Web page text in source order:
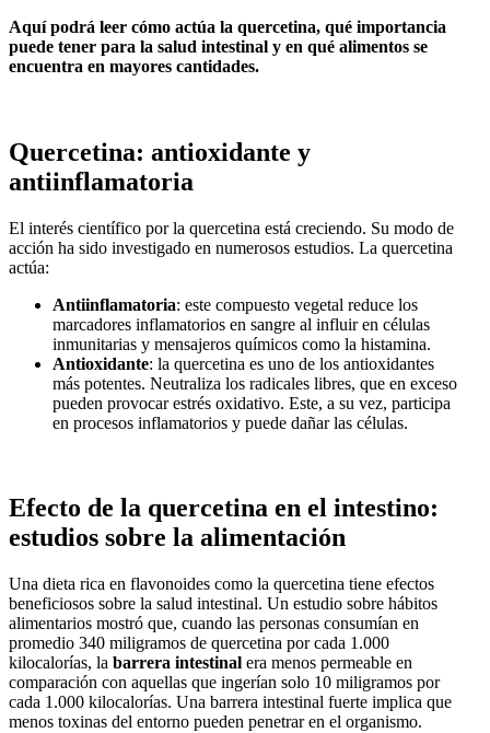
Aquí podrá leer cómo actúa la quercetina, qué importancia
puede tener para la salud intestinal y en qué alimentos se
encuentra en mayores cantidades.
Quercetina: antioxidante y
antiinflamatoria
El interés científico por la quercetina está creciendo. Su modo de
acción ha sido investigado en numerosos estudios. La quercetina
actúa:
Antiinflamatoria: este compuesto vegetal reduce los
marcadores inflamatorios en sangre al influir en células
inmunitarias y mensajeros químicos como la histamina.
Antioxidante: la quercetina es uno de los antioxidantes
más potentes. Neutraliza los radicales libres, que en exceso
pueden provocar estrés oxidativo. Este, a su vez, participa
en procesos inflamatorios y puede dañar las células.
Efecto de la quercetina en el intestino:
estudios sobre la alimentación
Una dieta rica en flavonoides como la quercetina tiene efectos
beneficiosos sobre la salud intestinal. Un estudio sobre hábitos
alimentarios mostró que, cuando las personas consumían en
promedio 340 miligramos de quercetina por cada 1.000
kilocalorías, la barrera intestinal era menos permeable en
comparación con aquellas que ingerían solo 10 miligramos por
cada 1.000 kilocalorías. Una barrera intestinal fuerte implica que
menos toxinas del entorno pueden penetrar en el organismo.